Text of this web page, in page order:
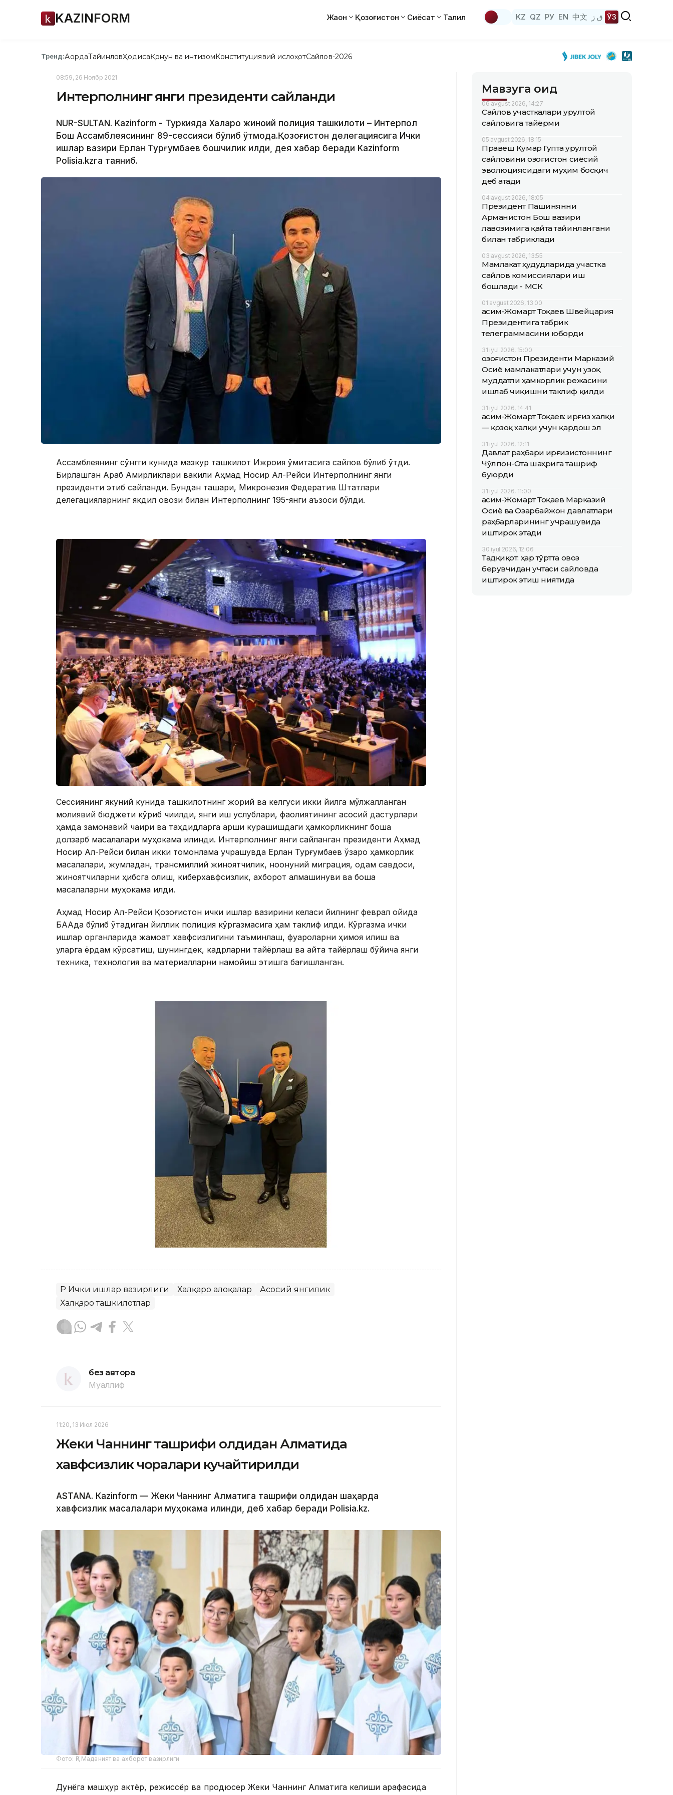
KAZINFORM Жаҳон Қозоғистон Сиёсат Таҳлил KZ QZ РУ EN 中文 ق ز ЎЗ
Тренд:АқордаТайинловҲодисаҚонун ва интизомКонституциявий ислоҳотСайлов-2026
08:59, 26 Ноябр 2021
Интерполнинг янги президенти сайланди
NUR-SULTAN. Kazinform - Туркияда Халқаро жиноий полиция ташкилоти – Интерпол
Бош Aссамблеясининг 89-сессияси бўлиб ўтмоқда.Қозоғистон делегациясига Ички
ишлар вазири Ерлан Турғумбаев бошчилик қилди, дея хабар беради Kazinform
Polisia.kzга таяниб.
Aссамблеянинг сўнгги кунида мазкур ташкилот Ижроия қўмитасига сайлов бўлиб ўтди.
Бирлашган Aраб Aмирликлари вакили Aҳмад Носир Aл-Рейси Интерполнинг янги
президенти этиб сайланди. Бундан ташқари, Микронезия Федератив Штатлари
делегацияларнинг якдил овози билан Интерполнинг 195-янги аъзоси бўлди.
Сессиянинг якуний кунида ташкилотнинг жорий ва келгуси икки йилга мўлжалланган
молиявий бюджети кўриб чиқилди, янги иш услублари, фаолиятининг асосий дастурлари
ҳамда замонавий чақириқ ва таҳдидларга қарши курашишдаги ҳамкорликнинг бошқа
долзарб масалалари муҳокама қилинди. Интерполнинг янги сайланган президенти Aҳмад
Носир Aл-Рейси билан икки томонлама учрашувда Ерлан Турғумбаев ўзаро ҳамкорлик
масалалари, жумладан, трансмиллий жиноятчилик, ноқонуний миграция, одам савдоси,
жиноятчиларни ҳибсга олиш, киберхавфсизлик, ахборот алмашинуви ва бошқа
масалаларни муҳокама қилди.
Aҳмад Носир Aл-Рейси Қозоғистон ички ишлар вазирини келаси йилнинг феврал ойида
БAAда бўлиб ўтадиган йиллик полиция кўргазмасига ҳам таклиф қилди. Кўргазма ички
ишлар органларида жамоат хавфсизлигини таъминлаш, фуқароларни ҳимоя қилиш ва
уларга ёрдам кўрсатиш, шунингдек, кадрларни тайёрлаш ва қайта тайёрлаш бўйича янги
техника, технология ва материалларни намойиш этишга бағишланган.
ҚР Ички ишлар вазирлиги Халқаро алоқалар
Асосий янгилик
Халқаро ташкилотлар
без автора
Муаллиф
11:20, 13 Июл 2026
Жеки Чаннинг ташрифи олдидан Алматида
хавфсизлик чоралари кучайтирилди
ASTANА. Кazinform — Жеки Чаннинг Алматига ташрифи олдидан шаҳарда
хавфсизлик масалалари муҳокама қилинди, деб хабар беради Polisia.kz.
Фото: ҚР Маданият ва ахборот вазирлиги
Дунёга машҳур актёр, режиссёр ва продюсер Жеки Чаннинг Алматига келиши арафасида
Мавзуга оид
06 avgust 2026, 14:27
Сайлов участкалари Қурултой
сайловига тайёрми
05 avgust 2026, 18:15
Правеш Кумар Гупта Қурултой
сайловини Қозоғистон сиёсий
эволюциясидаги муҳим босқич
деб атади
04 avgust 2026, 18:05
Президент Пашинянни
Арманистон Бош вазири
лавозимига қайта тайинлангани
билан табриклади
03 avgust 2026, 13:55
Мамлакат ҳудудларида участка
сайлов комиссиялари иш
бошлади - МСК
01 avgust 2026, 13:00
Қасим-Жомарт Тоқаев Швейцария
Президентига табрик
телеграммасини юборди
31 iyul 2026, 15:00
Қозоғистон Президенти Марказий
Осиё мамлакатлари учун узоқ
муддатли ҳамкорлик режасини
ишлаб чиқишни таклиф қилди
31 iyul 2026, 14:41
Қасим-Жомарт Тоқаев: Қирғиз халқи
— қозоқ халқи учун қардош эл
31 iyul 2026, 12:11
Давлат раҳбари Қирғизистоннинг
Чўлпон-Ота шаҳрига ташриф
буюрди
31 iyul 2026, 11:00
Қасим-Жомарт Тоқаев Марказий
Осиё ва Озарбайжон давлатлари
раҳбарларининг учрашувида
иштирок этади
30 iyul 2026, 12:06
Тадқиқот: ҳар тўртта овоз
берувчидан учтаси сайловда
иштирок этиш ниятида